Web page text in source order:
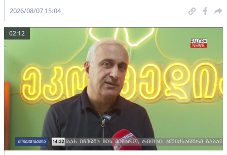
2026/08/07 15:04
02:12